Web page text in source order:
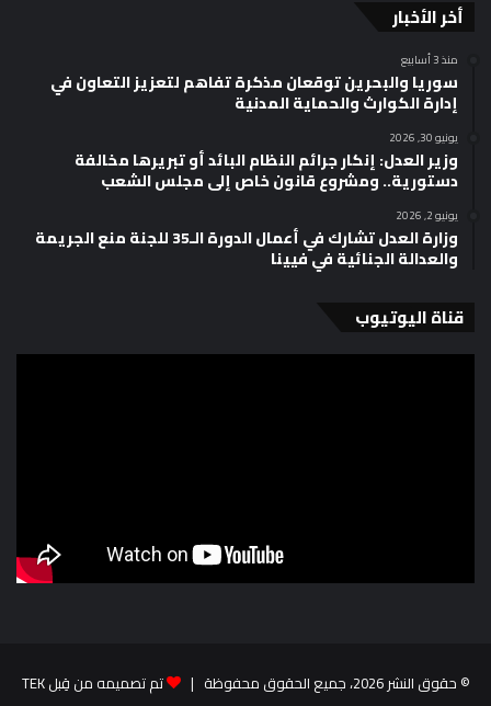
أخر الأخبار
منذ 3 أسابيع
سوريا والبحرين توقعان مذكرة تفاهم لتعزيز التعاون في
إدارة الكوارث والحماية المدنية
يونيو 30, 2026
وزير العدل: إنكار جرائم النظام البائد أو تبريرها مخالفة
دستورية.. ومشروع قانون خاص إلى مجلس الشعب
يونيو 2, 2026
وزارة العدل تشارك في أعمال الدورة الـ35 للجنة منع الجريمة
والعدالة الجنائية في فيينا
قناة اليوتيوب
© حقوق النشر 2026، جميع الحقوق محفوظة |
تم تصميمه من قِبل TEK